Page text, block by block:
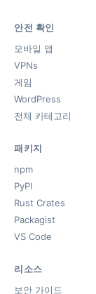
안전 확인
모바일 앱
VPNs
게임
WordPress
전체 카테고리
패키지
npm
PyPI
Rust Crates
Packagist
VS Code
리소스
보안 가이드